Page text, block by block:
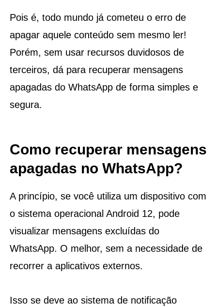
Pois é, todo mundo já cometeu o erro de
apagar aquele conteúdo sem mesmo ler!
Porém, sem usar recursos duvidosos de
terceiros, dá para recuperar mensagens
apagadas do WhatsApp de forma simples e
segura.
Como recuperar mensagens
apagadas no WhatsApp?
A princípio, se você utiliza um dispositivo com
o sistema operacional Android 12, pode
visualizar mensagens excluídas do
WhatsApp. O melhor, sem a necessidade de
recorrer a aplicativos externos.
Isso se deve ao sistema de notificação